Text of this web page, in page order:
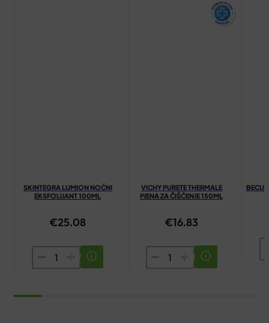
SKINTEGRA LUMION NOĆNI
EKSFOLIJANT 100ML
€25.08
SKINTEGRA
LUMION
VICHY PURETE THERMALE
PJENA ZA ČIŠĆENJE 150ML
€16.83
VICHY
PURETE